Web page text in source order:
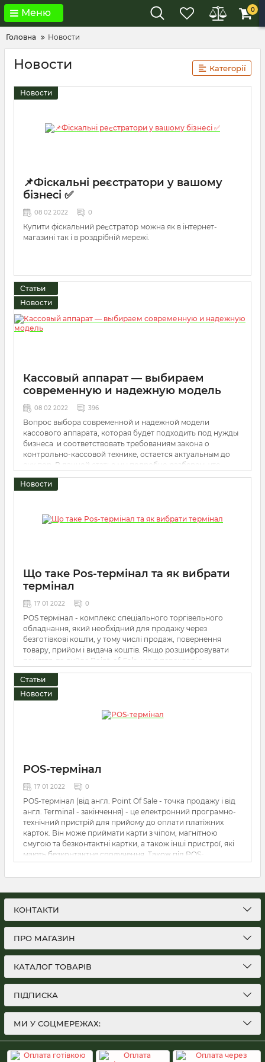
Меню 0
Головна Новости
Новости Категорії
Новости
📌Фіскальні реєстратори у вашому
бізнесі ✅
08 02 2022 0
Купити фіскальний реєстратор можна як в інтернет-
магазині так і в роздрібній мережі.
Статьи
Новости
Кассовый аппарат — выбираем
современную и надежную модель
08 02 2022 396
Вопрос выбора современной и надежной модели
кассового аппарата, которая будет подходить под нужды
бизнеса и соответствовать требованиям закона о
контрольно-кассовой технике, остается актуальным до
сих пор. В данной статье мы подробно разберем, что
представляют собой кассовые аппараты и какие виды ККТ
бывают, как выбрать лучшую модель и что на что
аппараты.
Новости
Що таке Pos-термінал та як вибрати
термінал
17 01 2022 0
POS термінал - комплекс спеціального торгівельного
обладнання, який необхідний для продажу через
безготівкові кошти, у тому числі продаж, повернення
товару, прийом і видача коштів. Якщо розшифровувати
поняття, то вийде Point-of-Sale, що в перекладі з
англійської означає "точка продажів".
Статьи
Новости
POS-термінал
17 01 2022 0
POS-термінал (від англ. Point Of Sale - точка продажу і від
англ. Terminal - закінчення) - це електронний програмно-
технічний пристрій для прийому до оплати платіжних
карток. Він може приймати карти з чіпом, магнітною
смугою та безконтактні картки, а також інші пристрої, які
мають безконтактне сполучення. Також під POS-
терміналом часто мають на увазі весь програмно-
апаратний комплекс, який встановлений на робочому
КОНТАКТИ
ПРО МАГАЗИН
КАТАЛОГ ТОВАРІВ
ПІДПИСКА
МИ У СОЦМЕРЕЖАХ: